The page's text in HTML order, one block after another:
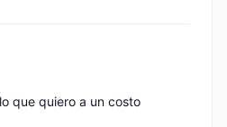
que quiero a un costo